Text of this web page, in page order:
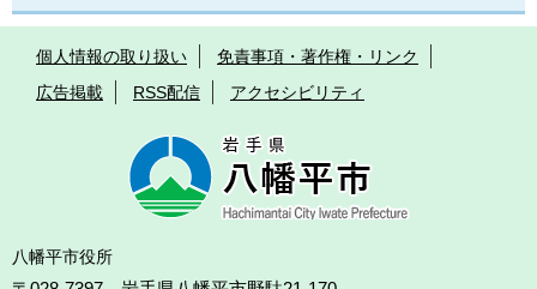
個人情報の取り扱い
免責事項・著作権・リンク
広告掲載
RSS配信 アクセシビリティ
八幡平市役所